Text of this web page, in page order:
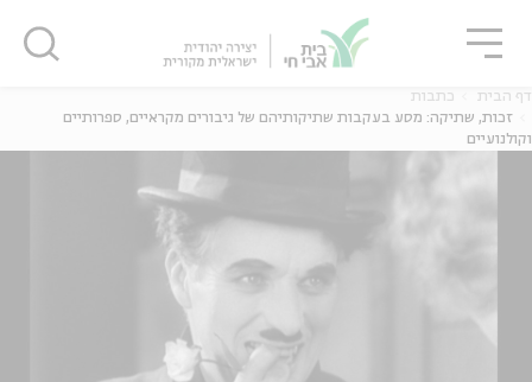
דף הבית
כתבות
זכות, שתיקה: מסע בעקבות שתיקותיהם של גיבורים מקראיים, ספרותיים
וקולנועיים
סגור